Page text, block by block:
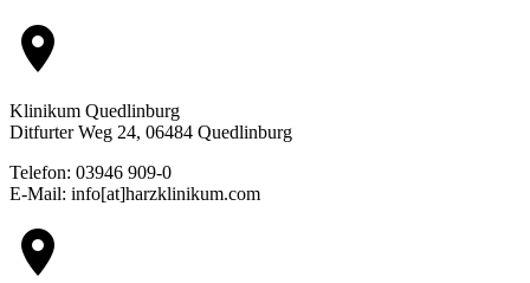
location_on
Klinikum Quedlinburg
Ditfurter Weg 24, 06484 Quedlinburg
Telefon: 03946 909-0
E-Mail: info[at]harzklinikum.com
location_on